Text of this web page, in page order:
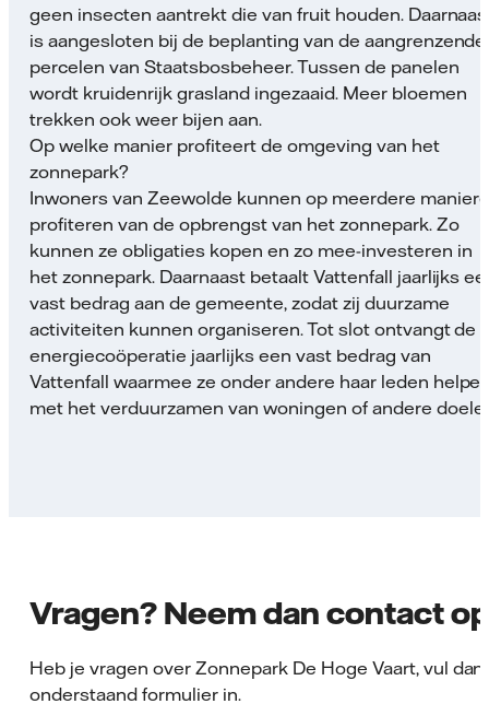
geen insecten aantrekt die van fruit houden.
is aangesloten bij de beplanting van de aangrenzende
percelen van Staatsbosbeheer. Tussen de panelen
wordt kruidenrijk grasland ingezaaid. Meer bloemen
trekken ook weer bijen aan.
Op welke manier profiteert de omgeving van het
zonnepark?
Inwoners van Zeewolde kunnen op meerdere
profiteren van de opbrengst van het zonnepark. Zo
kunnen ze obligaties kopen en zo mee-investeren in
het zonnepark. Daarnaast betaalt Vattenfall jaarlijks
vast bedrag aan de gemeente, zodat zij duurzame
activiteiten kunnen organiseren. Tot slot ontvangt de
energiecoöperatie jaarlijks een vast bedrag van
Vattenfall waarmee ze onder andere haar leden
met het verduurzamen van woningen of andere
Vragen? Neem dan contact op
Heb je vragen over Zonnepark De Hoge Vaart, vul dan
onderstaand formulier in.